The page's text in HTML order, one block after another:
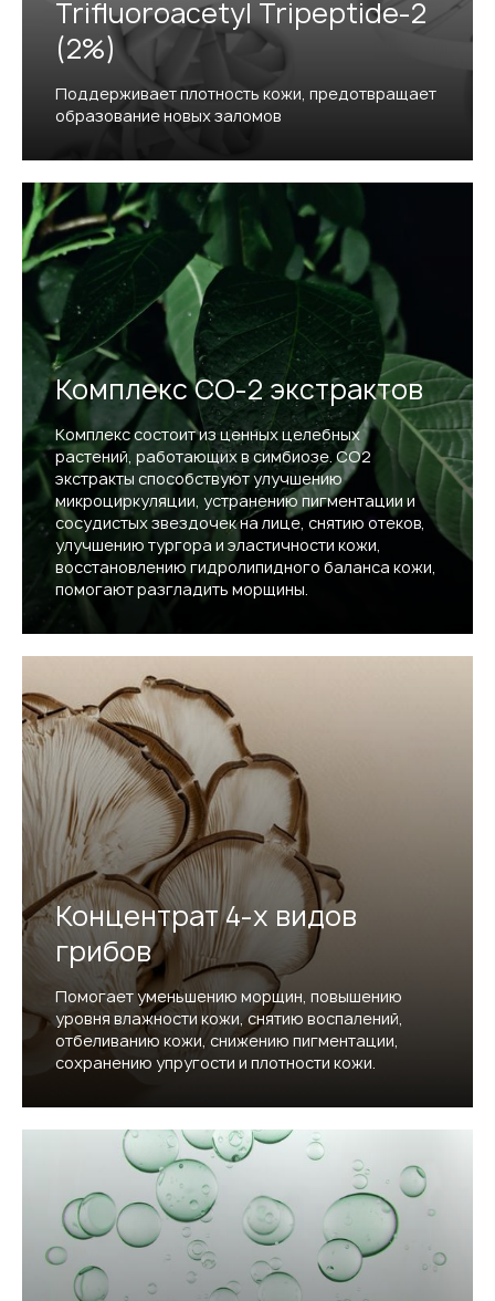
Trifluoroacetyl Tripeptide-2
(2%)
Поддерживает плотность кожи, предотвращает
образование новых заломов
Комплекс СО-2 экстрактов
Комплекс состоит из ценных целебных
растений, работающих в симбиозе. СО2
экстракты способствуют улучшению
микроциркуляции, устранению пигментации и
сосудистых звездочек на лице, снятию отеков,
улучшению тургора и эластичности кожи,
восстановлению гидролипидного баланса кожи,
помогают разгладить морщины.
Концентрат 4-х видов
грибов
Помогает уменьшению морщин, повышению
уровня влажности кожи, снятию воспалений,
отбеливанию кожи, снижению пигментации,
сохранению упругости и плотности кожи.